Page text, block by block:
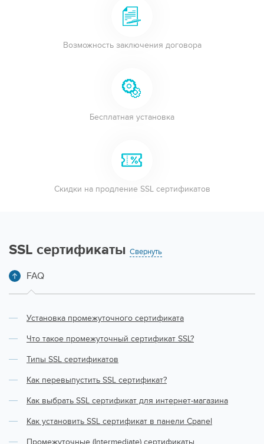
Возможность заключения договора
Бесплатная установка
Скидки на продление SSL сертификатов
SSL сертификаты Свернуть
FAQ
Установка промежуточного сертификата
Что такое промежуточный сертификат SSL?
Типы SSL сертификатов
Как перевыпустить SSL сертификат?
Как выбрать SSL сертификат для интернет-магазина
Как установить SSL сертификат в панели Cpanel
Промежуточные (Intermediate) сертификаты